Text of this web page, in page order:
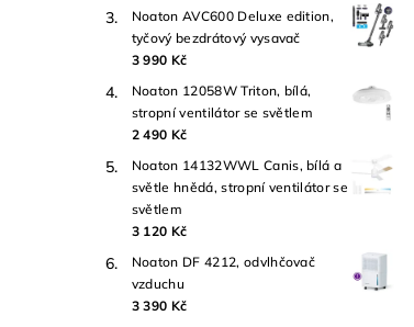
Noaton AVC600 Deluxe edition,
tyčový bezdrátový vysavač
3 990 Kč
Noaton 12058W Triton, bílá,
stropní ventilátor se světlem
2 490 Kč
Noaton 14132WWL Canis, bílá a
světle hnědá, stropní ventilátor se
světlem
3 120 Kč
Noaton DF 4212, odvlhčovač
vzduchu
3 390 Kč